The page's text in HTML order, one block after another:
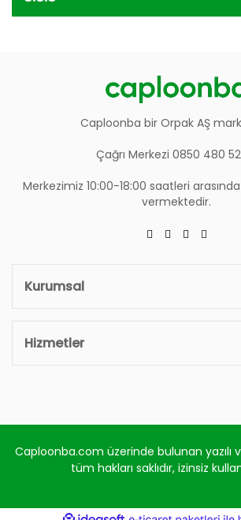
Caploonba bir Orpak AŞ
Çağrı Merkezi 0850 480
Merkezimiz 10:00-18:00 saatleri
vermektedir.
Kurumsal
Hizmetler
Caploonba.com üzerinde bulunan yazılı
tüm hakları saklıdır, izinsiz